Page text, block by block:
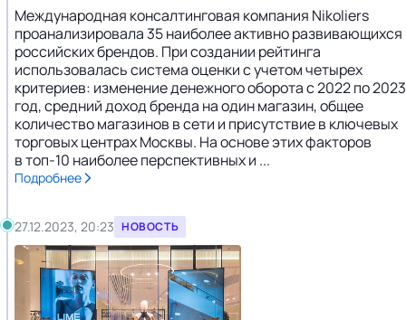
Международная консалтинговая компания Nikoliers
проанализировала 35 наиболее активно развивающихся
российских брендов. При создании рейтинга
использовалась система оценки с учетом четырех
критериев: изменение денежного оборота с 2022 по 2023
год, средний доход бренда на один магазин, общее
количество магазинов в сети и присутствие в ключевых
торговых центрах Москвы. На основе этих факторов
в топ-10 наиболее перспективных и ...
Подробнее
27.12.2023, 20:23 НОВОСТЬ